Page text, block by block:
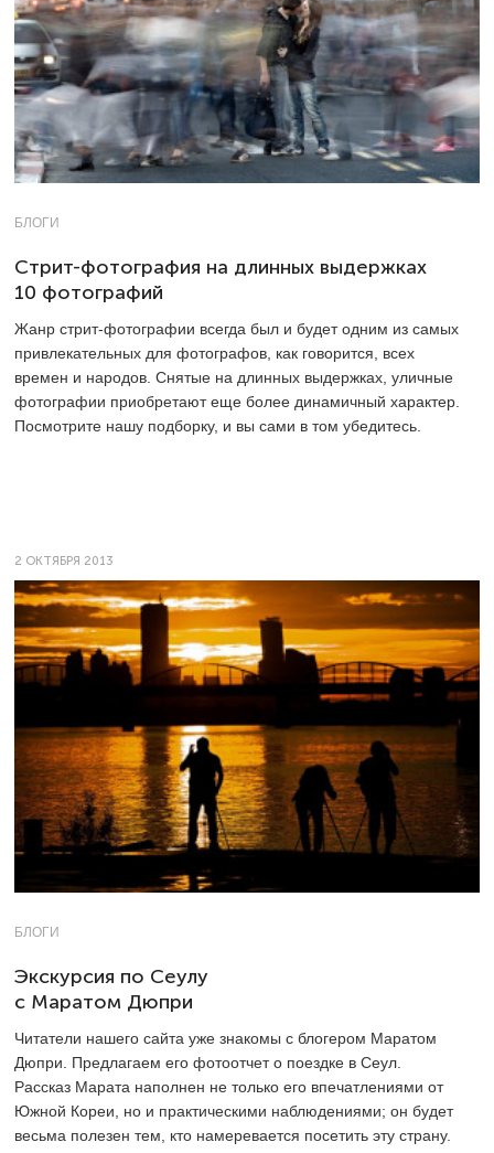
БЛОГИ
Стрит-фотография на длинных выдержках
10 фотографий
Жанр стрит-фотографии всегда был и будет одним из самых
привлекательных для фотографов, как говорится, всех
времен и народов. Снятые на длинных выдержках, уличные
фотографии приобретают еще более динамичный характер.
Посмотрите нашу подборку, и вы сами в том убедитесь.
2 ОКТЯБРЯ 2013
БЛОГИ
Экскурсия по Сеулу
с Маратом Дюпри
Читатели нашего сайта уже знакомы с блогером Маратом
Дюпри. Предлагаем его фотоотчет о поездке в Сеул.
Рассказ Марата наполнен не только его впечатлениями от
Южной Кореи, но и практическими наблюдениями; он будет
весьма полезен тем, кто намеревается посетить эту страну.